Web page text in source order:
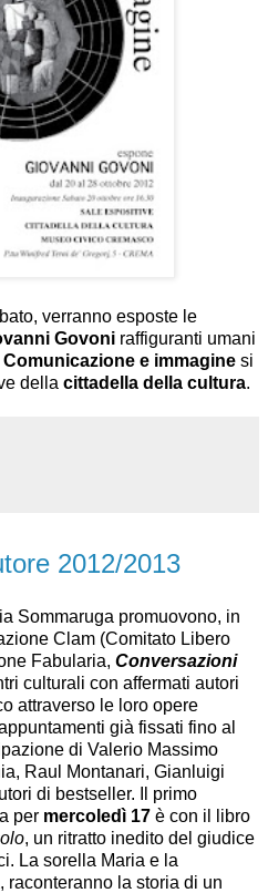
verranno esposte le
Govoni raffiguranti umani
Comunicazione e immagine si
della cittadella della cultura.
2012/2013
Sommaruga promuovono, in
Clam (Comitato Libero
Fabularia, Conversazioni
culturali con affermati autori
attraverso le loro opere
già fissati fino al
di Valerio Massimo
Raul Montanari, Gianluigi
di bestseller. Il primo
per mercoledì 17 è con il libro
, un ritratto inedito del giudice
La sorella Maria e la
raconteranno la storia di un